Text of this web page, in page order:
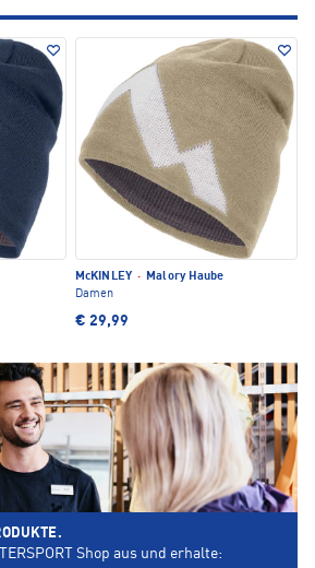
McKINLEY ·
Malory Haube
Damen
€ 29,99
Shop aus und erhalte: